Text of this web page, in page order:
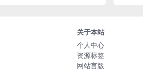
关于本站
个人中心
资源标签
网站言版